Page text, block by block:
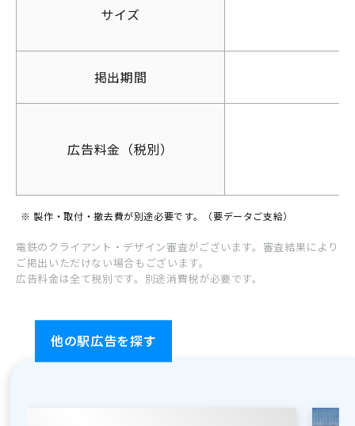
サイズ
掲出期間
広告料金（税別）
※ 製作・取付・撤去費が別途必要です。（要データご支給）
電鉄のクライアント・デザイン審査がございます。審査結果により
ご掲出いただけない場合もございます。
広告料金は全て税別です。別途消費税が必要です。
他の駅広告を探す